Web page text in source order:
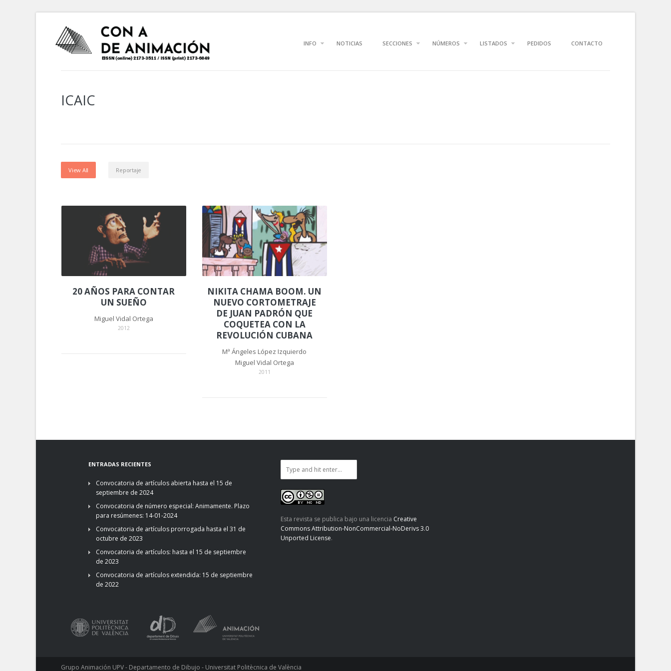
INFO NOTICIAS SECCIONES NÚMEROS LISTADOS PEDIDOS CONTACTO
ICAIC
View All Reportaje
20 AÑOS PARA CONTAR
UN SUEÑO
Miguel Vidal Ortega
2012
NIKITA CHAMA BOOM. UN
NUEVO CORTOMETRAJE
DE JUAN PADRÓN QUE
COQUETEA CON LA
REVOLUCIÓN CUBANA
Mª Ángeles López Izquierdo
Miguel Vidal Ortega
2011
ENTRADAS RECIENTES
Convocatoria de artículos abierta hasta el 15 de
septiembre de 2024
Convocatoria de número especial: Animamente. Plazo
para resúmenes: 14-01-2024
Convocatoria de artículos prorrogada hasta el 31 de
octubre de 2023
Convocatoria de artículos: hasta el 15 de septiembre
de 2023
Convocatoria de artículos extendida: 15 de septiembre
de 2022
Esta revista se publica bajo una licencia Creative
Commons Attribution-NonCommercial-NoDerivs 3.0
Unported License.
Grupo Animación UPV - Departamento de Dibujo - Universitat Politècnica de València